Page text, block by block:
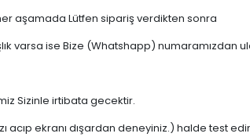
aşamada Lütfen sipariş verdikten sonra
varsa ise Bize (Whatshapp) numaramızdan
Sizinle irtibata gecektir.
acıp ekranı dışardan deneyiniz.) halde test